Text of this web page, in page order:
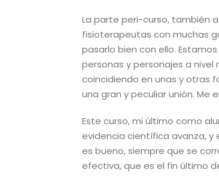
La parte peri-curso, también
fisioterapeutas con muchas
pasarlo bien con ello.
personas y personajes a
coincidiendo en unas y otras
una gran y peculiar unión. Me
Este curso, mi último como
evidencia científica avanza, y
es bueno, siempre que se
efectiva, que es el fin último